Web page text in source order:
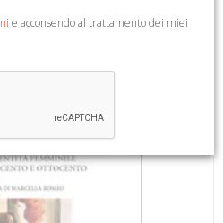
2013; br., pp. 198, ill. (Ottocento
e acconsendo al trattamento dei miei